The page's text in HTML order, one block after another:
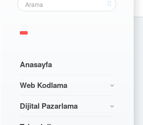
Anasayfa
Web Kodlama
Dijital Pazarlama